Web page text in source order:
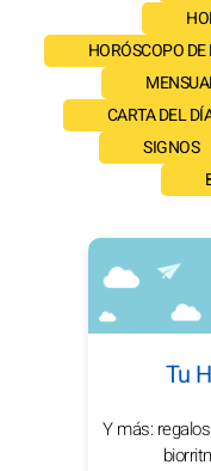
HORÓSCOPO
CARTA DEL
SIGNOS
Tu
Y más: